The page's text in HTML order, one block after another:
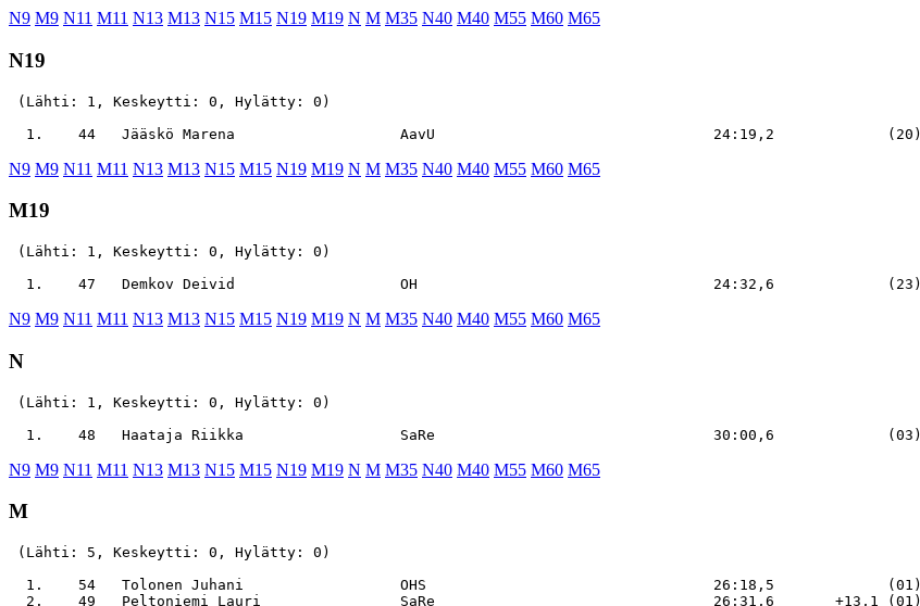
N9 M9 N11 M11 N13 M13 N15 M15 N19 M19 N M M35 N40 M40 M55 M60 M65
N19
(Lähti: 1, Keskeytti: 0, Hylätty: 0)
N9 M9 N11 M11 N13 M13 N15 M15 N19 M19 N M M35 N40 M40 M55 M60 M65
M19
(Lähti: 1, Keskeytti: 0, Hylätty: 0)
N9 M9 N11 M11 N13 M13 N15 M15 N19 M19 N M M35 N40 M40 M55 M60 M65
N
(Lähti: 1, Keskeytti: 0, Hylätty: 0)
N9 M9 N11 M11 N13 M13 N15 M15 N19 M19 N M M35 N40 M40 M55 M60 M65
M
(Lähti: 5, Keskeytti: 0, Hylätty: 0)
  1.    54   Tolonen Juhani                  OHS                                 26:18,5             (01)
  2.    49   Peltoniemi Lauri                SaRe                                26:31,6       +13,1 (01)